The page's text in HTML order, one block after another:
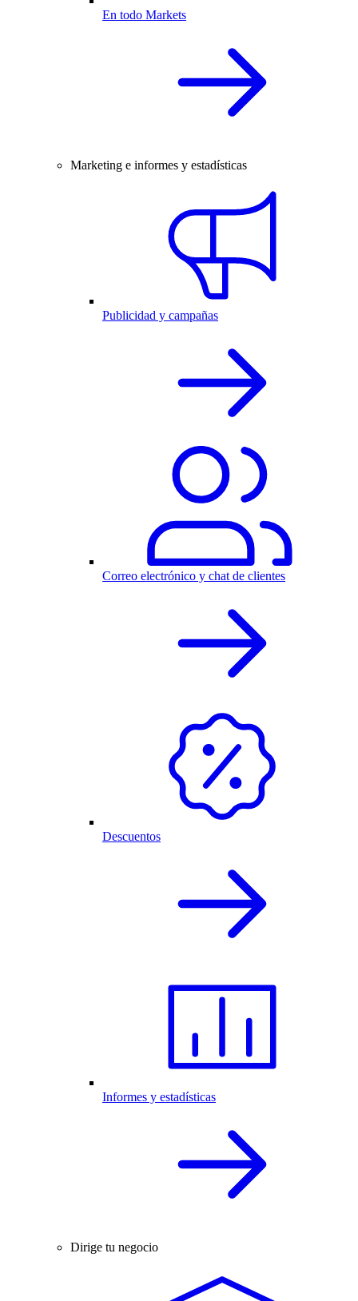
En todo Markets
Marketing e informes y estadísticas
Publicidad y campañas
Correo electrónico y chat de clientes
Descuentos
Informes y estadísticas
Dirige tu negocio